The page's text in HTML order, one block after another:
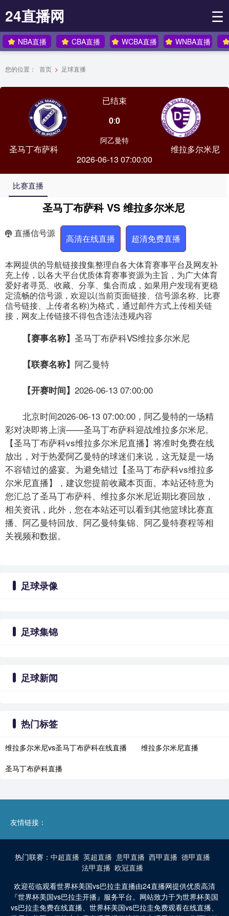
24直播网 ☰
NBA直播 CBA直播 WCBA直播 WNBA直播
您的位置： 首页 > 足球直播
圣马丁布萨科
已结束
0:0
阿乙曼特
2026-06-13 07:00:00
维拉多尔米尼
比赛直播
圣马丁布萨科 VS 维拉多尔米尼
直播信号源 高清在线直播 超清免费直播
本网提供的导航链接搜集整理自各大体育赛事平台及网友补
充上传，以各大平台优质体育赛事资源为主旨，为广大体育
爱好者寻觅、收藏、分享、集合而成，如果用户发现有更稳
定流畅的信号源，欢迎以(当前页面链接、信号源名称、比赛
信号链接、上传者名称)为格式，通过邮件方式上传相关链
接，网友上传链接不得包含违法违规内容
【赛事名称】 圣马丁布萨科VS维拉多尔米尼
【联赛名称】 阿乙曼特
【开赛时间】 2026-06-13 07:00:00
北京时间2026-06-13 07:00:00，阿乙曼特的一场精
彩对决即将上演——圣马丁布萨科迎战维拉多尔米尼。
【圣马丁布萨科vs维拉多尔米尼直播】将准时免费在线
放出，对于热爱阿乙曼特的球迷们来说，这无疑是一场
不容错过的盛宴。为避免错过【圣马丁布萨科vs维拉多
尔米尼直播】，建议您提前收藏本页面。本站还特意为
您汇总了圣马丁布萨科、维拉多尔米尼近期比赛回放，
相关资讯，此外，您在本站还可以看到其他篮球比赛直
播、阿乙曼特回放、阿乙曼特集锦、阿乙曼特赛程等相
关视频和数据。
足球录像
足球集锦
足球新闻
热门标签
维拉多尔米尼vs圣马丁布萨科在线直播 维拉多尔米尼直播
圣马丁布萨科直播
友情链接：
热门联赛： 中超直播 英超直播 意甲直播 西甲直播 德甲直播
法甲直播 欧冠直播
欢迎莅临观看世界杯美国vs巴拉圭直播由24直播网提供优质高清
『世界杯美国vs巴拉圭开播』服务平台。网站致力于为世界杯美国
vs巴拉圭免费在线直播、世界杯美国vs巴拉圭免费观看在线直播、